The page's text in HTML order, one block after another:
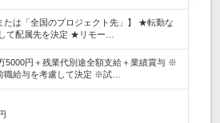
たは「全国のプロジェクト先」】 ★転勤な
て配属先を決定 ★リモー…
5000円＋残業代別途全額支給＋業績賞与 ※
職給与を考慮して決定 ※試…